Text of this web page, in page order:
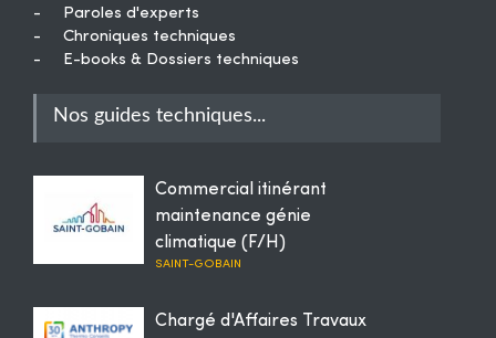
-
Paroles d'experts
-
Chroniques techniques
-
E-books & Dossiers techniques
Nos guides techniques...
Commercial itinérant
maintenance génie
climatique (F/H)
SAINT-GOBAIN
Chargé d'Affaires Travaux